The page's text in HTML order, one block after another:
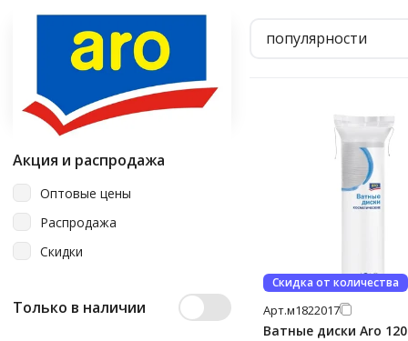
Акция и распродажа
Оптовые цены
Распродажа
Скидки
Только в наличии
популярности
Скидка от количества
Арт.м1822017
Ватные диски Aro